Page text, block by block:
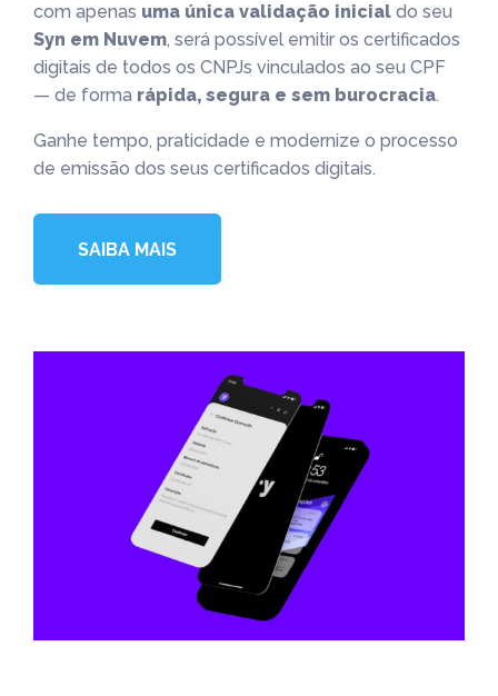
com apenas uma única validação inicial do seu
Syn em Nuvem, será possível emitir os certificados
digitais de todos os CNPJs vinculados ao seu CPF
— de forma rápida, segura e sem burocracia.
Ganhe tempo, praticidade e modernize o processo
de emissão dos seus certificados digitais.
SAIBA MAIS